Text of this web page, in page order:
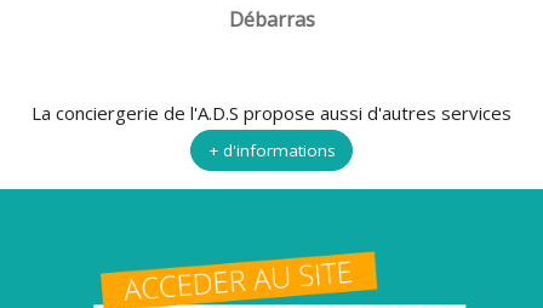
Débarras
La conciergerie de l'A.D.S propose aussi d'autres services
+ d'informations